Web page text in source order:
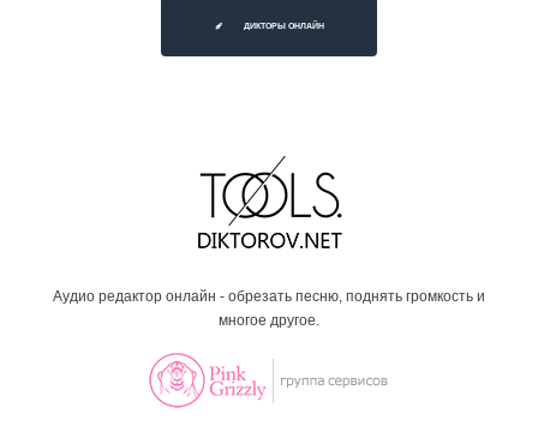
ДИКТОРЫ ОНЛАЙН
Аудио редактор онлайн - обрезать песню, поднять громкость и
многое другое.